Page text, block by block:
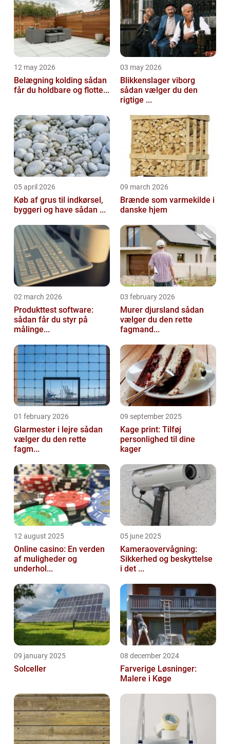
12 may 2026
Belægning kolding sådan
får du holdbare og flotte...
03 may 2026
Blikkenslager viborg
sådan vælger du den
rigtige ...
05 april 2026
Køb af grus til indkørsel,
byggeri og have sådan ...
09 march 2026
Brænde som varmekilde i
danske hjem
02 march 2026
Produkttest software:
sådan får du styr på
målinge...
03 february 2026
Murer djursland sådan
vælger du den rette
fagmand...
01 february 2026
Glarmester i lejre sådan
vælger du den rette
fagm...
09 september 2025
Kage print: Tilføj
personlighed til dine
kager
12 august 2025
Online casino: En verden
af muligheder og
underhol...
05 june 2025
Kameraovervågning:
Sikkerhed og beskyttelse
i det ...
09 january 2025
Solceller
08 december 2024
Farverige Løsninger:
Malere i Køge